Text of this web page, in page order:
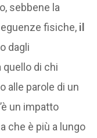
sebbene la
fisiche, il
dagli
quello di chi
alle parole di un
un impatto
che è più a lungo